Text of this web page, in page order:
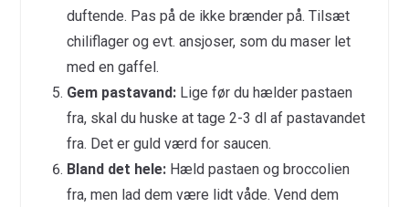
duftende. Pas på de ikke brænder på. Tilsæt
chiliflager og evt. ansjoser, som du maser let
med en gaffel.
Gem pastavand:Lige før du hælder pastaen
fra, skal du huske at tage 2-3 dl af pastavandet
fra. Det er guld værd for saucen.
Bland det hele:Hæld pastaen og broccolien
fra, men lad dem være lidt våde. Vend dem